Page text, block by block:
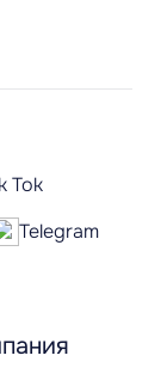
Tok
Telegram